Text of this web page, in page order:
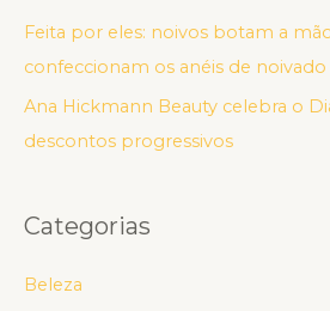
Feita por eles: noivos botam a
confeccionam os anéis de noivado
Ana Hickmann Beauty celebra o
descontos progressivos
Categorias
Beleza